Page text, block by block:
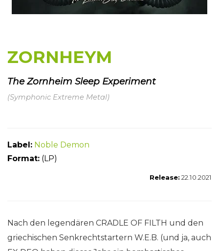
ZORNHEYM
The Zornheim Sleep Experiment
(Symphonic Extreme Metal)
Label: Noble Demon
Format: (LP)
Release: 22.10.2021
Nach den legendären CRADLE OF FILTH und den
griechischen Senkrechtstartern W.E.B. (und ja, auch